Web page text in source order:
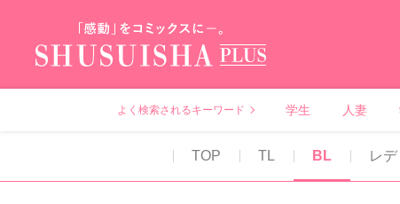
よく検索されるキーワード 学生 人妻
TOP TL BL レ